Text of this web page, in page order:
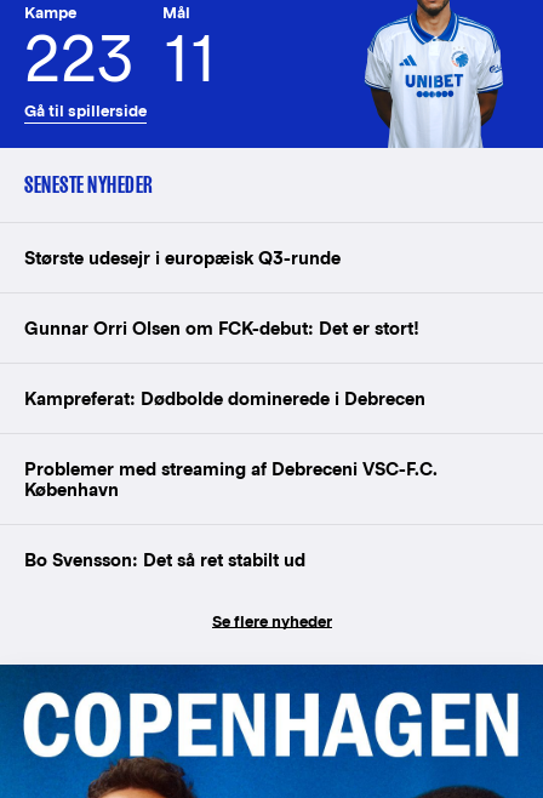
Kampe
223
Mål
11
Gå til spillerside
SENESTE NYHEDER
Største udesejr i europæisk Q3-runde
Gunnar Orri Olsen om FCK-debut: Det er stort!
Kampreferat: Dødbolde dominerede i Debrecen
Problemer med streaming af Debreceni VSC-F.C.
København
Bo Svensson: Det så ret stabilt ud
Se flere nyheder